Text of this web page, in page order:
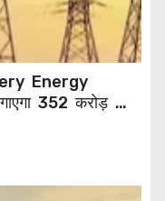
Energy
352 करोड़ का